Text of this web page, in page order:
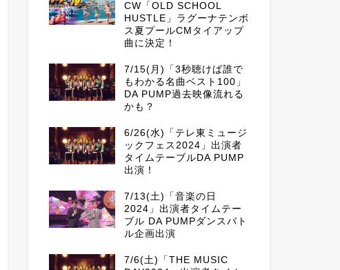
CW「OLD SCHOOL
HUSTLE」ラグーナテンボ
ス夏プールCMタイアップ
曲に決定！
7/15(月)「3秒聴けば誰で
もわかる名曲ベスト100」
DA PUMP過去映像流れる
かも？
6/26(水)「テレ東ミュージ
ックフェス2024」出演者
タイムテーブルDA PUMP
出演！
7/13(土)「音楽の日
2024」出演者タイムテー
ブル DA PUMPダンスバト
ル企画出演
7/6(土)「THE MUSIC